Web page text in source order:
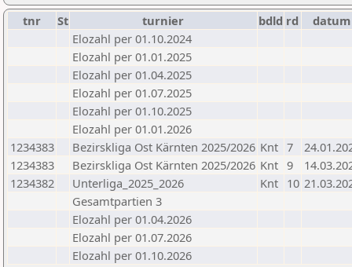
tnr St turnier bdld rd
datum
Elozahl per 01.10.2024
Elozahl per 01.01.2025
Elozahl per 01.04.2025
Elozahl per 01.07.2025
Elozahl per 01.10.2025
Elozahl per 01.01.2026
1234383
Bezirskliga Ost Kärnten 2025/2026 Knt 7
1234383
Bezirskliga Ost Kärnten 2025/2026 Knt 9
1234382
Unterliga_2025_2026 Knt 10
Gesamtpartien 3
Elozahl per 01.04.2026
Elozahl per 01.07.2026
Elozahl per 01.10.2026